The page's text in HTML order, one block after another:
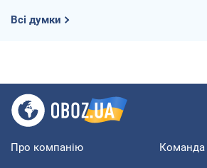
Всі думки
Про компанію Команда